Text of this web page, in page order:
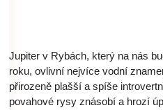
Jupiter v Rybách, který na nás
roku, ovlivní nejvíce vodní
přirozeně plašší a spíše
povahové rysy znásobí a hrozí